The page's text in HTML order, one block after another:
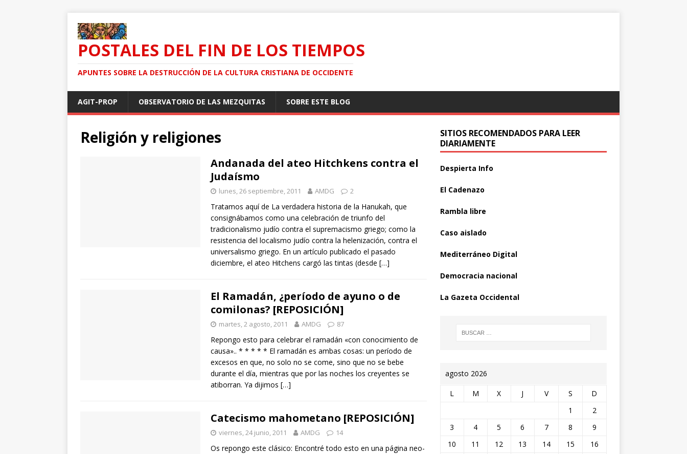
POSTALES DEL FIN DE LOS TIEMPOS
APUNTES SOBRE LA DESTRUCCIÓN DE LA CULTURA CRISTIANA DE OCCIDENTE
AGIT-PROP OBSERVATORIO DE LAS MEZQUITAS SOBRE ESTE BLOG
Religión y religiones
Andanada del ateo Hitchkens contra el
Judaísmo
lunes, 26 septiembre, 2011 AMDG 2
Tratamos aquí de La verdadera historia de la Hanukah, que
consignábamos como una celebración de triunfo del
tradicionalismo judío contra el supremacismo griego; como la
resistencia del localismo judío contra la helenización, contra el
universalismo griego. En un artículo publicado el pasado
diciembre, el ateo Hitchens cargó las tintas (desde […]
El Ramadán, ¿período de ayuno o de
comilonas? [REPOSICIÓN]
martes, 2 agosto, 2011 AMDG 87
Repongo esto para celebrar el ramadán «con conocimiento de
causa».. * * * * * El ramadán es ambas cosas: un período de
excesos en que, no solo no se come, sino que no se bebe
durante el día, mientras que por las noches los creyentes se
atiborran. Ya dijimos […]
Catecismo mahometano [REPOSICIÓN]
viernes, 24 junio, 2011 AMDG 14
Os repongo este clásico: Encontré todo esto en una página neo-
SITIOS RECOMENDADOS PARA LEER
DIARIAMENTE
Despierta Info
El Cadenazo
Rambla libre
Caso aislado
Mediterráneo Digital
Democracia nacional
La Gazeta Occidental
agosto 2026
L M X J V S D
1
2
3
4 5 6 7 8
9
10
11 12 13 14 15
16